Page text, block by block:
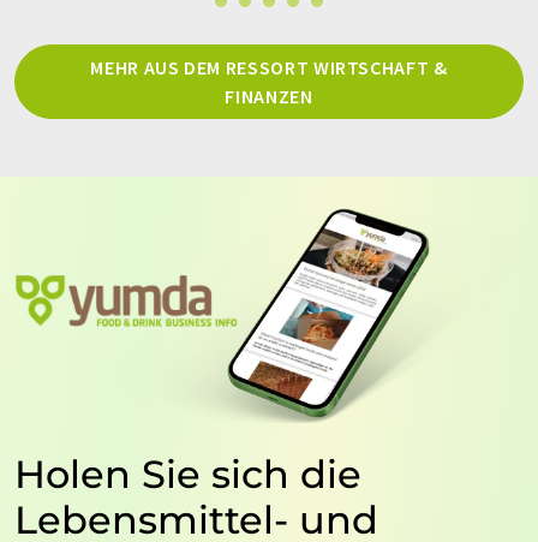
MEHR AUS DEM RESSORT WIRTSCHAFT &
FINANZEN
Holen Sie sich die
Lebensmittel- und